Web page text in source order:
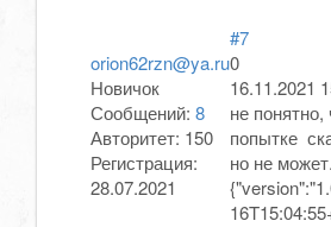
orion62rzn@ya.ru
Новичок
Сообщений: 8
Авторитет: 150
Регистрация:
28.07.2021
#7
0
16.11.2021
не
попытке
но не